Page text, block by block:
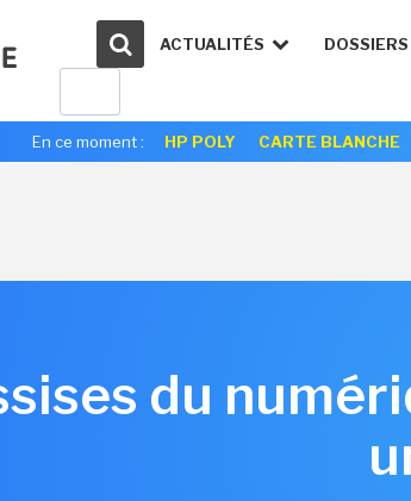
ACTUALITÉS DOSSIERS
En ce moment : HP POLY CARTE BLANCHE
du